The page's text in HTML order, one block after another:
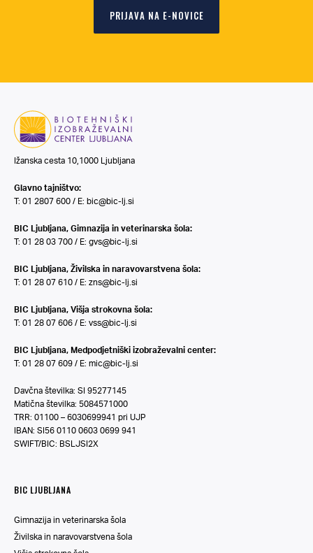
PRIJAVA NA E-NOVICE
Ižanska cesta 10,1000 Ljubljana
Glavno tajništvo:
T: 01 2807 600 / E: bic@bic-lj.si
BIC Ljubljana, Gimnazija in veterinarska šola:
T: 01 28 03 700 / E: gvs@bic-lj.si
BIC Ljubljana, Živilska in naravovarstvena šola:
T: 01 28 07 610 / E: zns@bic-lj.si
BIC Ljubljana, Višja strokovna šola:
T: 01 28 07 606 / E: vss@bic-lj.si
BIC Ljubljana, Medpodjetniški izobraževalni center:
T: 01 28 07 609 / E: mic@bic-lj.si
Davčna številka: SI 95277145
Matična številka: 5084571000
TRR: 01100 – 6030699941 pri UJP
IBAN: SI56 0110 0603 0699 941
SWIFT/BIC: BSLJSI2X
BIC LJUBLJANA
Gimnazija in veterinarska šola
Živilska in naravovarstvena šola